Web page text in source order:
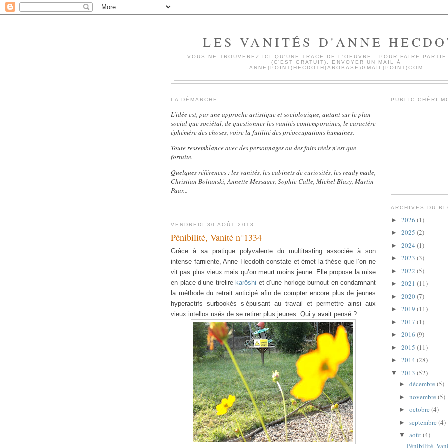
LES VANITÉS D'ANNE
VOUS NE TROUVEREZ ICI QU'UNE TRACE DE L'OEUVRE - POUR FAIRE PARTIE
(C'EST GRATUIT), ENVOYER UN MAIL À
ANNE(POINT)HECDOTH(AROBASE)GMAIL(POINT)COM
LA DÉMARCHE
L’idée est, par une approche artistique et sociologique, autant sur le plan
social que sociétal, de questionner les vanités contemporaines, le caractère
éphémère des choses, voire la futilité des préoccupations humaines.
Toute ressemblance avec des personnages ou des faits réels n'est que
fortuite.
Quelques références : les vanités, les cabinets de curiosités, les ready made,
Christian Boltanski, Annette Messager, Sophie Calle, Michel Blazy, Martin
Paar...
VENDREDI 30 AOÛT 2013
Pénibilité, Vanité n°1334
Grâce à sa pratique polyvalente du multitasting associée à son
intense farniente, Anne Hecdoth constate et émet la thèse que l’on ne
vit pas plus vieux mais qu’on meurt moins jeune. Elle propose la mise
en place d’une tirelire karōshi et d’une horloge burnout en condamnant
la méthode du retrait anticipé afin de compter encore plus de jeunes
hyperactifs surbookés s’épuisant au travail et permettre ainsi aux
vieux intellos usés de se retirer plus jeunes. Qui y avait pensé ?
PUBLIC-CHÉRI-
ARCHIVES DU
► 2026 (1)
► 2025 (2)
► 2024 (1)
► 2023 (3)
► 2022 (5)
► 2021 (11)
► 2020(7)
► 2019 (11)
► 2017 (1)
► 2016 (9)
► 2015 (11)
► 2014 (28)
▼ 2013 (52)
► décembre (5)
► novembre (5)
► octobre (4)
► septembre (4)
▼ août(4)
Pénibilité,